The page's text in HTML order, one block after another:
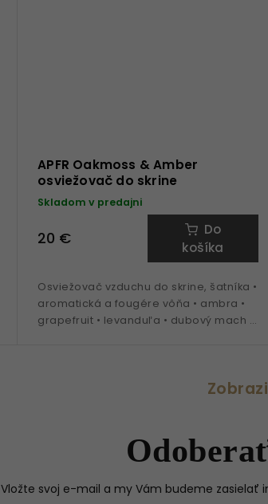
APFR Oakmoss & Amber
osviežovač do skrine
Skladom v predajni
20 €
Do
košíka
Osviežovač vzduchu do skrine, šatníka •
aromatická a fougére vôňa • ambra •
grapefruit • levanduľa • dubový mach •
Vložte svoj e-mail a my Vám budeme